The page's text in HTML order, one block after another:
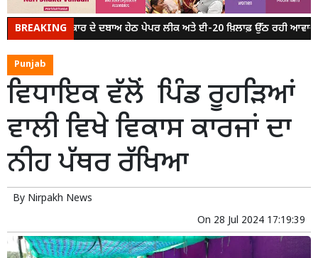
BREAKING
ਮੋਦੀ ਸਰਕਾਰ ਦੇ ਦਬਾਅ ਹੇਠ ਪੇਪਰ ਲੀਕ ਅਤੇ ਈ-20 ਖ਼ਿਲਾਫ਼ ਉੱਠ ਰਹੀ ਆਵਾਜ਼ ਨੂੰ
Punjab
ਵਿਧਾਇਕ ਵੱਲੋਂ ਪਿੰਡ ਰੂਹੜਿਆਂ
ਵਾਲੀ ਵਿਖੇ ਵਿਕਾਸ ਕਾਰਜਾਂ ਦਾ
ਨੀਹ ਪੱਥਰ ਰੱਖਿਆ
By Nirpakh News
On 28 Jul 2024 17:19:39